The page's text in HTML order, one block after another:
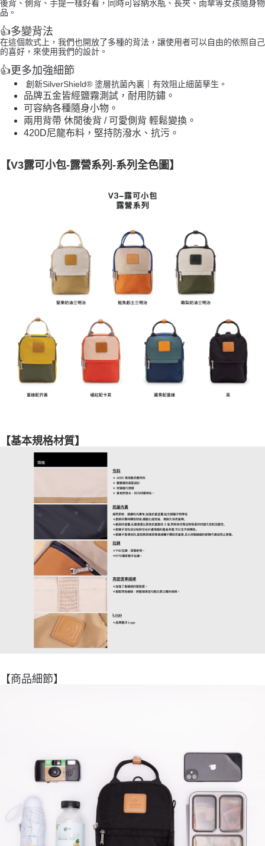
後背、側背、手提一樣好看，同時可容納水瓶、長夾、雨傘等女孩隨身物
品。
👍多變背法
在這個款式上，我們也開放了多種的背法，讓使用者可以自由的依照自己
的喜好，來使用我們的設計。
👍更多加強細節
創新SilverShield® 塗層抗菌內裏｜有效阻止細菌孳生。
品牌五金皆經鹽霧測試，耐用防鏽。
可容納各種隨身小物。
兩用背帶 休閒後背 / 可愛側背 輕鬆變換。
420D尼龍布料，堅持防潑水、抗污。
【V3露可小包-露營系列-系列全色圖】
【基本規格材質】
【商品細節】